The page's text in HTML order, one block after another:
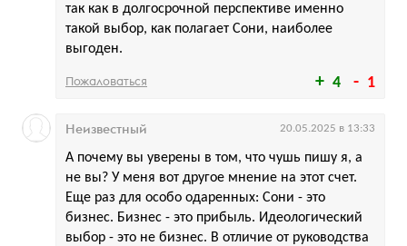
4 1
так как в долгосрочной перспективе именно
такой выбор, как полагает Сони, наиболее
выгоден.
Пожаловаться
А почему вы уверены в том, что чушь пишу я, а
не вы? У меня вот другое мнение на этот счет.
Еще раз для особо одаренных: Сони - это
бизнес. Бизнес - это прибыль. Идеологический
выбор - это не бизнес. В отличие от руководства
Неизвестный 20.05.2025 в 13:33